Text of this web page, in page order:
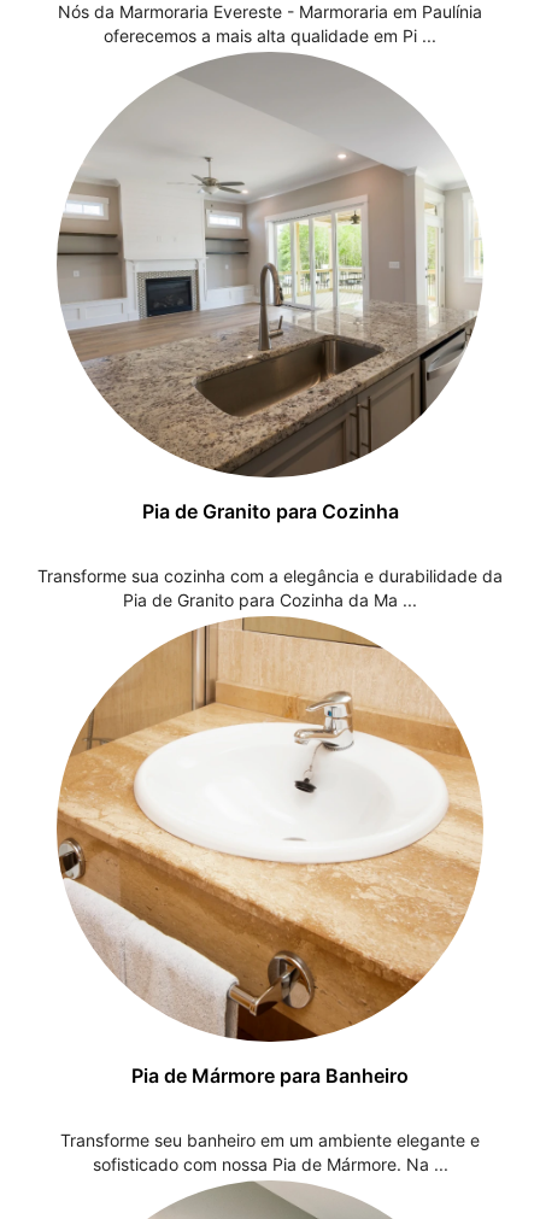
Nós da Marmoraria Evereste - Marmoraria em Paulínia
oferecemos a mais alta qualidade em Pi ...
Pia de Granito para Cozinha
Transforme sua cozinha com a elegância e durabilidade da
Pia de Granito para Cozinha da Ma ...
Pia de Mármore para Banheiro
Transforme seu banheiro em um ambiente elegante e
sofisticado com nossa Pia de Mármore. Na ...